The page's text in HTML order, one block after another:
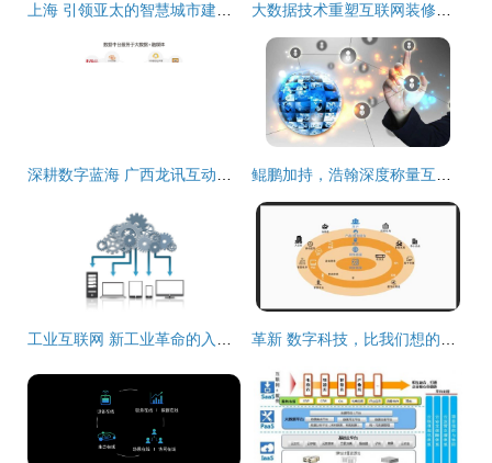
上海 引领亚太的智慧城市建设标杆，互联网数据服务重塑城市未来 大数据技术重塑互联网装修时代 数据驱动的智能化变革
深耕数字蓝海 广西龙讯互动携手互联网数据服务开创区域新局 鲲鹏加持，浩翰深度称量互联网天下再添新砝码
工业互联网 新工业革命的入口与未来图景 革新 数字科技，比我们想的还重要